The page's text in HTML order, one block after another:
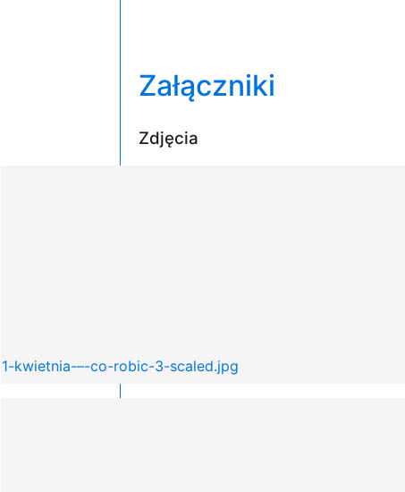
Załączniki
Zdjęcia
kwietnia-–-co-robic-3-scaled.jpg